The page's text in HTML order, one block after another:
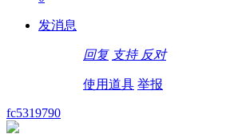
发消息
回复 支持 反对
使用道具 举报
fc5319790